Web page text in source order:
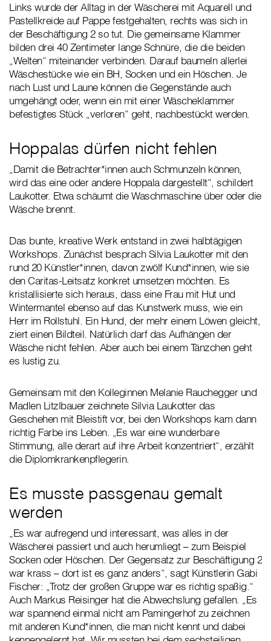
Links wurde der Alltag in der Wäscherei mit Aquarell und
Pastellkreide auf Pappe festgehalten, rechts was sich in
der Beschäftigung 2 so tut. Die gemeinsame Klammer
bilden drei 40 Zentimeter lange Schnüre, die die beiden
„Welten“ miteinander verbinden. Darauf baumeln allerlei
Wäschestücke wie ein BH, Socken und ein Höschen. Je
nach Lust und Laune können die Gegenstände auch
umgehängt oder, wenn ein mit einer Wäscheklammer
befestigtes Stück „verloren“ geht, nachbestückt werden.
Hoppalas dürfen nicht fehlen
„Damit die Betrachter*innen auch Schmunzeln können,
wird das eine oder andere Hoppala dargestellt“, schildert
Laukotter. Etwa schäumt die Waschmaschine über oder die
Wäsche brennt.
Das bunte, kreative Werk entstand in zwei halbtägigen
Workshops. Zunächst besprach Silvia Laukotter mit den
rund 20 Künstler*innen, davon zwölf Kund*innen, wie sie
den Caritas-Leitsatz konkret umsetzen möchten. Es
kristallisierte sich heraus, dass eine Frau mit Hut und
Wintermantel ebenso auf das Kunstwerk muss, wie ein
Herr im Rollstuhl. Ein Hund, der mehr einem Löwen gleicht,
ziert einen Bildteil. Natürlich darf das Aufhängen der
Wäsche nicht fehlen. Aber auch bei einem Tänzchen geht
es lustig zu.
Gemeinsam mit den Kolleginnen Melanie Rauchegger und
Madlen Litzlbauer zeichnete Silvia Laukotter das
Geschehen mit Bleistift vor, bei den Workshops kam dann
richtig Farbe ins Leben. „Es war eine wunderbare
Stimmung, alle derart auf ihre Arbeit konzentriert“, erzählt
die Diplomkrankenpflegerin.
Es musste passgenau gemalt
werden
„Es war aufregend und interessant, was alles in der
Wäscherei passiert und auch herumliegt – zum Beispiel
Socken oder Höschen. Der Gegensatz zur Beschäftigung 2
war krass – dort ist es ganz anders“, sagt Künstlerin Gabi
Fischer: „Trotz der großen Gruppe war es richtig spaßig.“
Auch Markus Reisinger hat die Abwechslung gefallen. „Es
war spannend einmal nicht am Pamingerhof zu zeichnen
mit anderen Kund*innen, die man nicht kennt und dabei